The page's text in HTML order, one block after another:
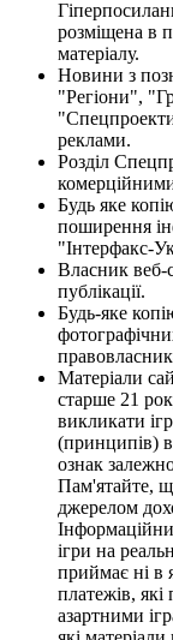
розміщена в
матеріалу.
Новини з
"Регіони",
реклами.
Розділ
Будь яке
поширення
"Інтерфакс-
Власник веб-
публікації.
Будь-яке
Матеріали
старше 21
викликати
(принципів)
ознак
Пам'ятайте,
джерелом
ігри на
приймає ні в
платежів, які
азартними